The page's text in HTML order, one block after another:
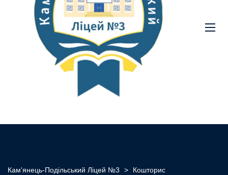
Кам'янець-Подільський Ліцей №3 > Кошторис